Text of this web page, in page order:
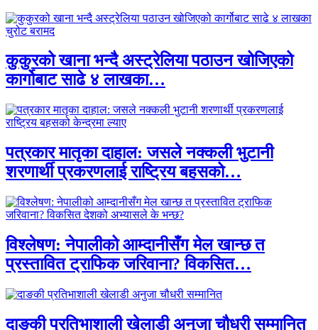
कुकुरको खाना भन्दै अस्ट्रेलिया पठाउन खोजिएको
कार्गोबाट साढे ४ लाखका…
पत्रकार मातृका दाहाल: जसले नक्कली भुटानी
शरणार्थी प्रकरणलाई राष्ट्रिय बहसको…
विश्लेषण: नेपालीको आम्दानीसँग मेल खान्छ त
प्रस्तावित ट्राफिक जरिवाना? विकसित…
दाङकी प्रतिभाशाली खेलाडी अनुजा चौधरी सम्मानित